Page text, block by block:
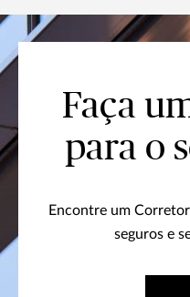
Faça
para o
Encontre um
seguros e